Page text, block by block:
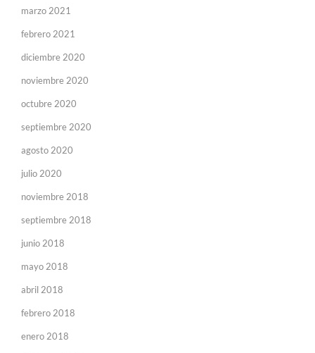
marzo 2021
febrero 2021
diciembre 2020
noviembre 2020
octubre 2020
septiembre 2020
agosto 2020
julio 2020
noviembre 2018
septiembre 2018
junio 2018
mayo 2018
abril 2018
febrero 2018
enero 2018